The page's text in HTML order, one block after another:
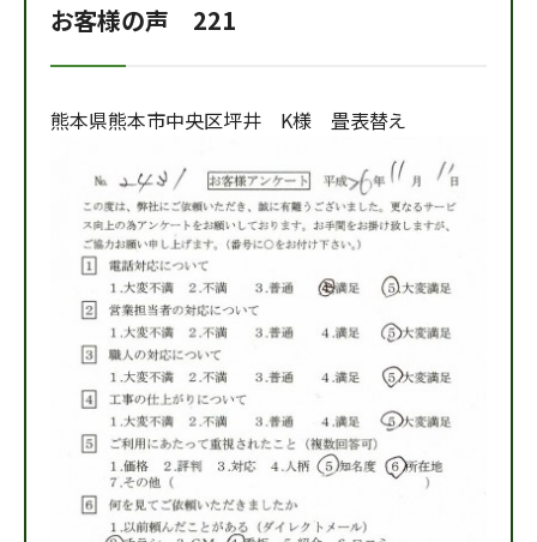
お客様の声 221
熊本県熊本市中央区坪井 K様 畳表替え